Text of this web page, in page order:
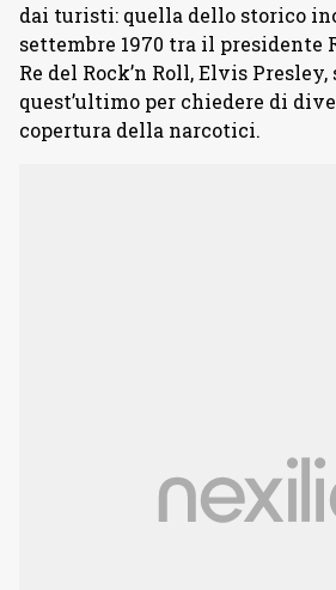
dai turisti: quella dello storico
settembre 1970 tra il presidente
Re del Rock’n Roll, Elvis
quest’ultimo per chiedere di
copertura della narcotici.